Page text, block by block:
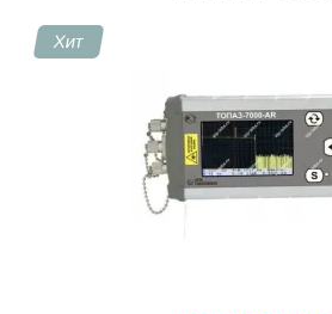
Хит